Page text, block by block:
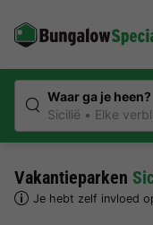
Waar ga je heen?
Sicilië
Elke
Vakantieparken
Je hebt zelf invloed